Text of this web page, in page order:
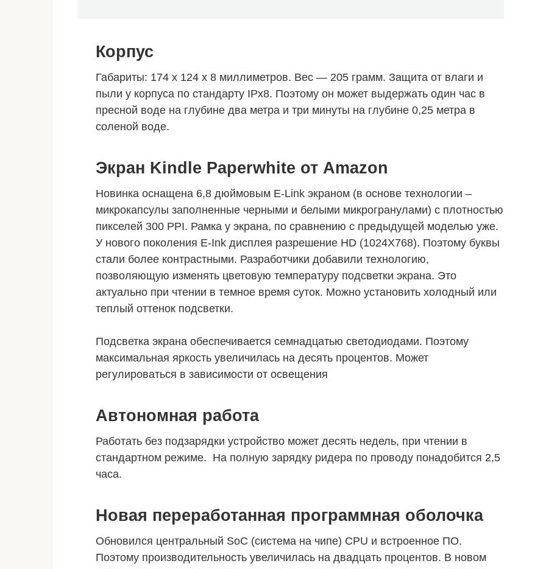
Корпус
Габариты: 174 x 124 x 8 миллиметров. Вес — 205 грамм. Защита от влаги и
пыли у корпуса по стандарту IPx8. Поэтому он может выдержать один час в
пресной воде на глубине два метра и три минуты на глубине 0,25 метра в
соленой воде.
Экран Kindle Paperwhite от Amazon
Новинка оснащена 6,8 дюймовым E-Link экраном (в основе технологии –
микрокапсулы заполненные черными и белыми микрогранулами) с плотностью
пикселей 300 PPI. Рамка у экрана, по сравнению с предыдущей моделью уже.
У нового поколения E-Ink дисплея разрешение HD (1024Х768). Поэтому буквы
стали более контрастными. Разработчики добавили технологию,
позволяющую изменять цветовую температуру подсветки экрана. Это
актуально при чтении в темное время суток. Можно установить холодный или
теплый оттенок подсветки.
Подсветка экрана обеспечивается семнадцатью светодиодами. Поэтому
максимальная яркость увеличилась на десять процентов. Может
регулироваться в зависимости от освещения
Автономная работа
Работать без подзарядки устройство может десять недель, при чтении в
стандартном режиме. На полную зарядку ридера по проводу понадобится 2,5
часа.
Новая переработанная программная оболочка
Обновился центральный SoC (система на чипе) CPU и встроенное ПО.
Поэтому производительность увеличилась на двадцать процентов. В новом